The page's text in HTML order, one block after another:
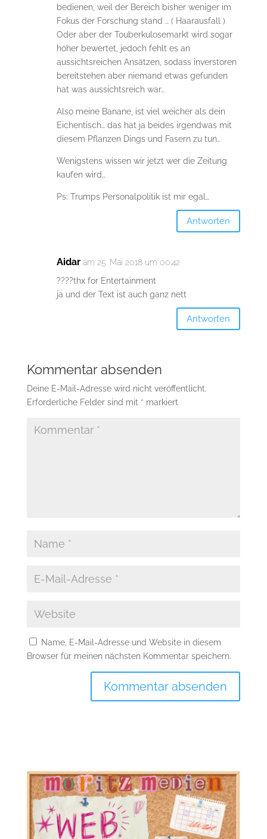
bedienen, weil der Bereich bisher weniger im
Fokus der Forschung stand … ( Haarausfall )
Oder aber der Touberkulosemarkt wird sogar
höher bewertet, jedoch fehlt es an
aussichtsreichen Ansätzen, sodass inverstoren
bereitstehen aber niemand etwas gefunden
hat was aussichtsreich war…
Also meine Banane, ist viel weicher als dein
Eichentisch… das hat ja beides irgendwas mit
diesem Pflanzen Dings und Fasern zu tun…
Wenigstens wissen wir jetzt wer die Zeitung
kaufen wird…
Ps: Trumps Personalpolitik ist mir egal…
Antworten
Aidar am 25. Mai 2018 um 00:42
????thx for Entertainment
ja und der Text ist auch ganz nett
Antworten
Kommentar absenden
Deine E-Mail-Adresse wird nicht veröffentlicht.
Erforderliche Felder sind mit * markiert
Name, E-Mail-Adresse und Website in diesem
Browser für meinen nächsten Kommentar speichern.